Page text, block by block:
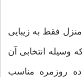
فقط به زیبایی
وسیله انتخابی آن
روزمره مناسب